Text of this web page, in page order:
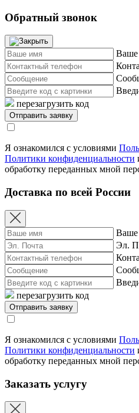
Обратный звонок
Ваше
перезагрузить код
Я ознакомился с условиями
Политики конфиденциальности
обработку переданных мной
Доставка по всей России
Ваше
Эл.
перезагрузить код
Я ознакомился с условиями
Политики конфиденциальности
обработку переданных мной
Заказать услугу